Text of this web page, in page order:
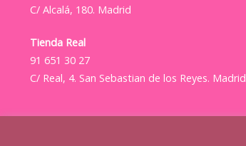
C/ Alcalá, 180. Madrid
Tienda Real
91 651 30 27
C/ Real, 4. San Sebastian de los Reyes. Madrid